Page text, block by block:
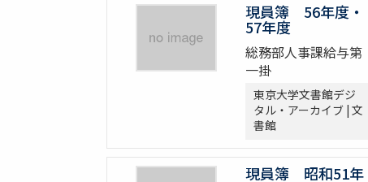
現員簿 56年度・
57年度
総務部人事課給与第
一掛
東京大学文書館デジ
タル・アーカイブ | 文
書館
現員簿 昭和51年